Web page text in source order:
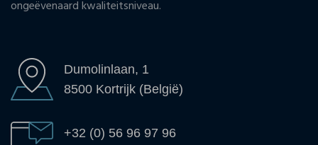
ongeëvenaard kwaliteitsniveau.
Dumolinlaan, 1
8500 Kortrijk (België)
+32 (0) 56 96 97 96